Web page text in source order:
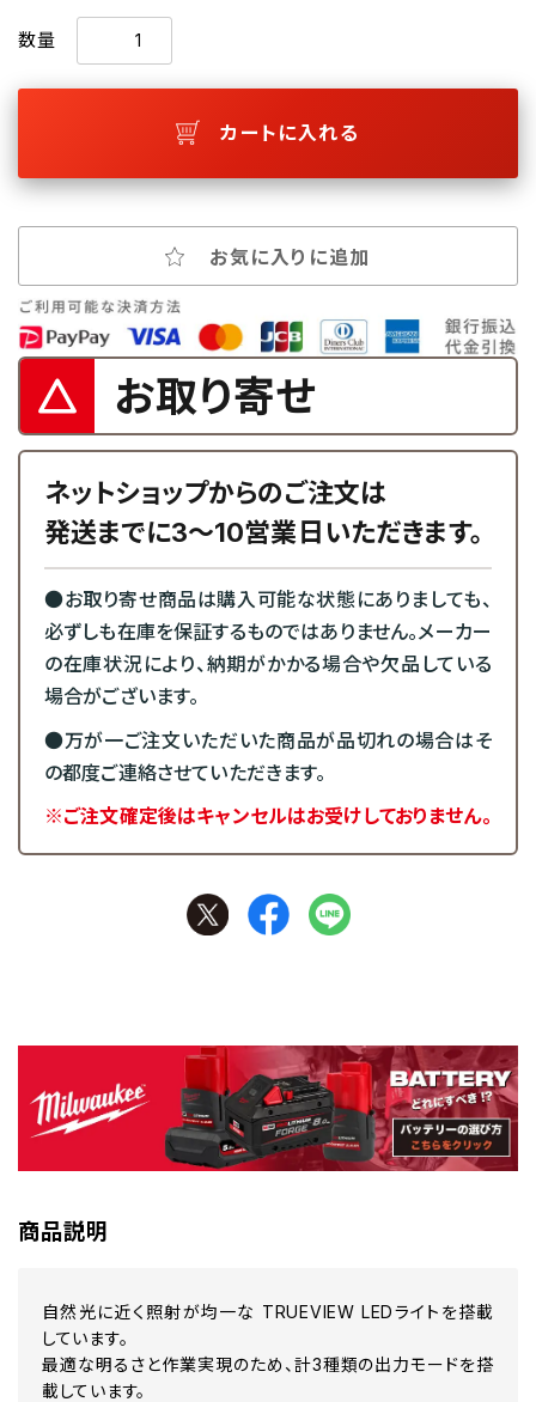
数量
カートに入れる
お気に入りに追加
お取り寄せ
ネットショップからのご注文は
発送までに3～10営業日いただきます。
●お取り寄せ商品は購入可能な状態にありましても、
必ずしも在庫を保証するものではありません。メーカー
の在庫状況により、納期がかかる場合や欠品している
場合がございます。
●万が一ご注文いただいた商品が品切れの場合はそ
の都度ご連絡させていただきます。
※ご注文確定後はキャンセルはお受けしておりません。
商品説明
自然光に近く照射が均一な TRUEVIEW LEDライトを搭載
しています。
最適な明るさと作業実現のため、計3種類の出力モードを搭
載しています。